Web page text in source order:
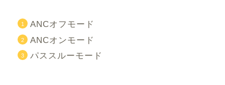
ANCオフモード
ANCオンモード
パススルーモード